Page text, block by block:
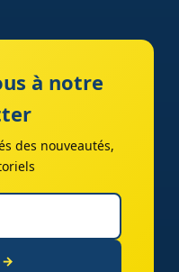
à notre
des nouveautés,
→